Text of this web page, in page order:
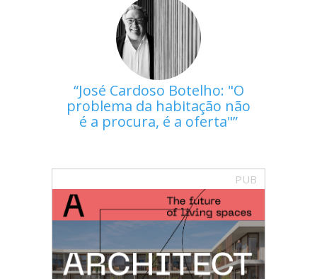
José Cardoso Botelho: "O
problema da habitação não
é a procura, é a oferta"
PUB